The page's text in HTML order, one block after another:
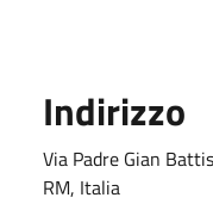
Indirizzo
Via Padre Gian
RM, Italia